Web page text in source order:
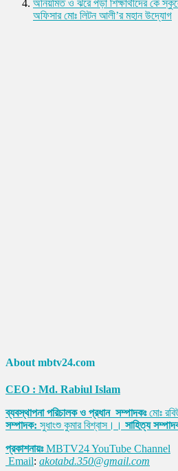
অনিয়মিত ও ঝরে পড়া শিক্ষার্থীদের কে
অফিসার মোঃ লিটন আলী’র মহান উদ্যোগ
About mbtv24.com
CEO : Md. Rabiul Islam
ব্যবস্থাপনা পরিচালক ও প্রধান সম্পাদকঃমোঃ
সম্পাদক: সুধাংশু কুমার বিশ্বাস।। সাহিত্য
প্রকাশনায়ঃMBTV24 YouTube Channel
Email: akotabd.350@gmail.com